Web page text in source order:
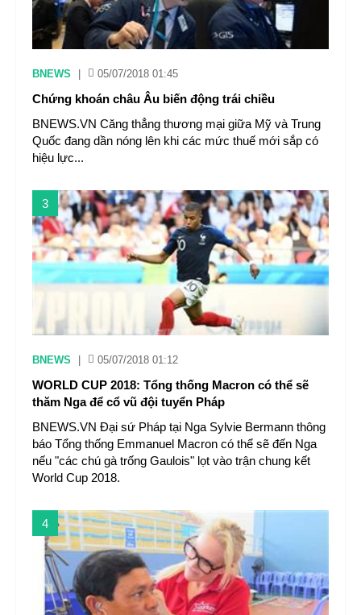
BNEWS 05/07/2018 01:45
Chứng khoán châu Âu biến động trái chiều
BNEWS.VN Căng thẳng thương mại giữa Mỹ và Trung
Quốc đang dần nóng lên khi các mức thuế mới sắp có
hiệu lực...
3
BNEWS 05/07/2018 01:12
WORLD CUP 2018: Tổng thống Macron có thể sẽ
thăm Nga để cổ vũ đội tuyển Pháp
BNEWS.VN Đại sứ Pháp tại Nga Sylvie Bermann thông
báo Tổng thống Emmanuel Macron có thể sẽ đến Nga
nếu "các chú gà trống Gaulois" lọt vào trận chung kết
World Cup 2018.
4